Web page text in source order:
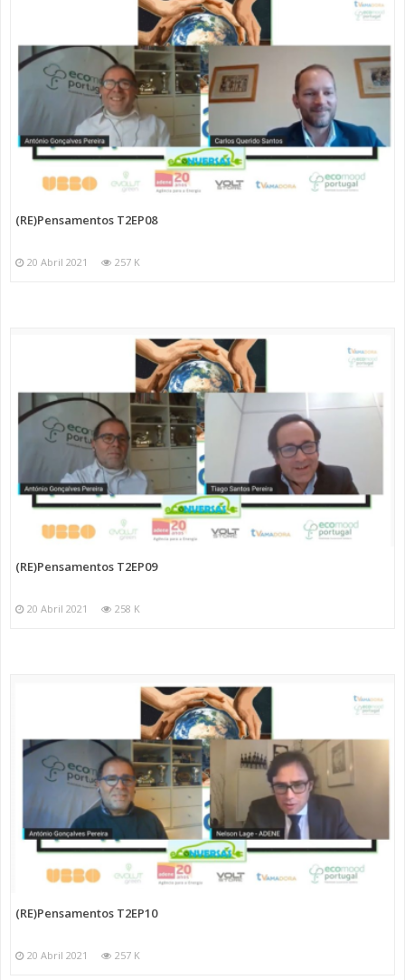
(RE)Pensamentos T2EP08
20 Abril 2021 257 K
(RE)Pensamentos T2EP09
20 Abril 2021 258 K
(RE)Pensamentos T2EP10
20 Abril 2021 257 K